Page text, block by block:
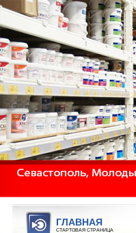
ГЛАВНАЯ
СТАРТОВАЯ СТРАНИЦА